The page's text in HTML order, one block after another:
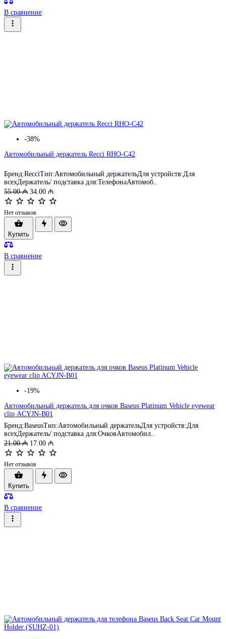
В сравнение
-38%
Автомобильный держатель Recci RHO-C42
Бренд:RecciТип:Автомобильный держательДля устройств:Для
всехДержатель/ подставка для:ТелефонаАвтомоб..
55.00 ₼ 34.00 ₼
Нет отзывов
Купить
В сравнение
-19%
Автомобильный держатель для очков Baseus Platinum Vehicle eyewear
clip ACYJN-B01
Бренд:BaseusТип:Автомобильный держательДля устройств:Для
всехДержатель/ подставка для:ОчковАвтомобил..
21.00 ₼ 17.00 ₼
Нет отзывов
Купить
В сравнение